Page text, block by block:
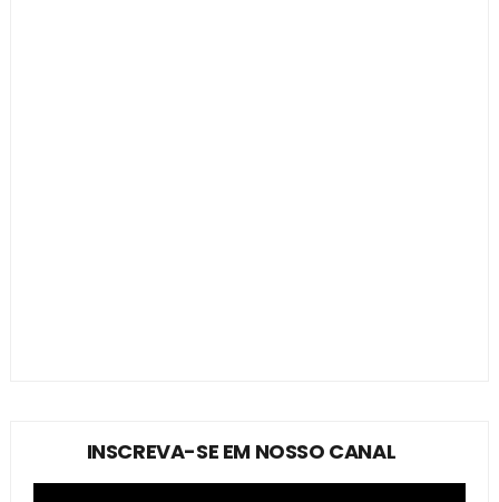
INSCREVA-SE EM NOSSO CANAL